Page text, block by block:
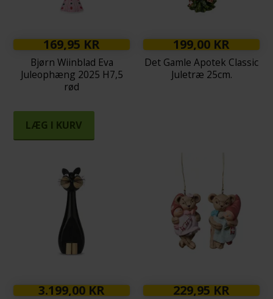
169,95 KR
Bjørn Wiinblad Eva
Juleophæng 2025 H7,5
rød
LÆG I KURV
199,00 KR
Det Gamle Apotek Classic
Juletræ 25cm.
3.199,00 KR 229,95 KR